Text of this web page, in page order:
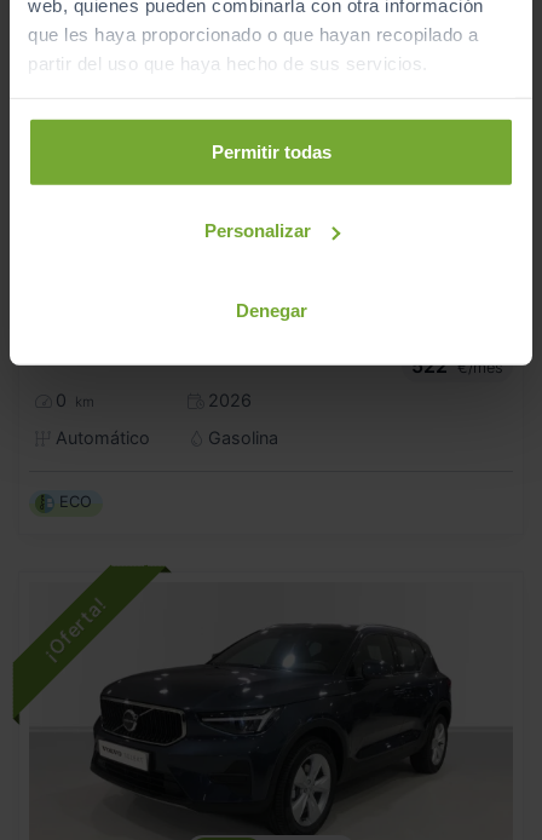
web, quienes pueden combinarla con otra información
que les haya proporcionado o que hayan recopilado a
partir del uso que haya hecho de sus servicios.
Permitir todas
Personalizar
Denegar
0 km
2026
Automático
Gasolina
522 €/mes
ECO